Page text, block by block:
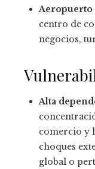
Aeropuerto
centro de
negocios,
Alta
comercio y
choques
global o